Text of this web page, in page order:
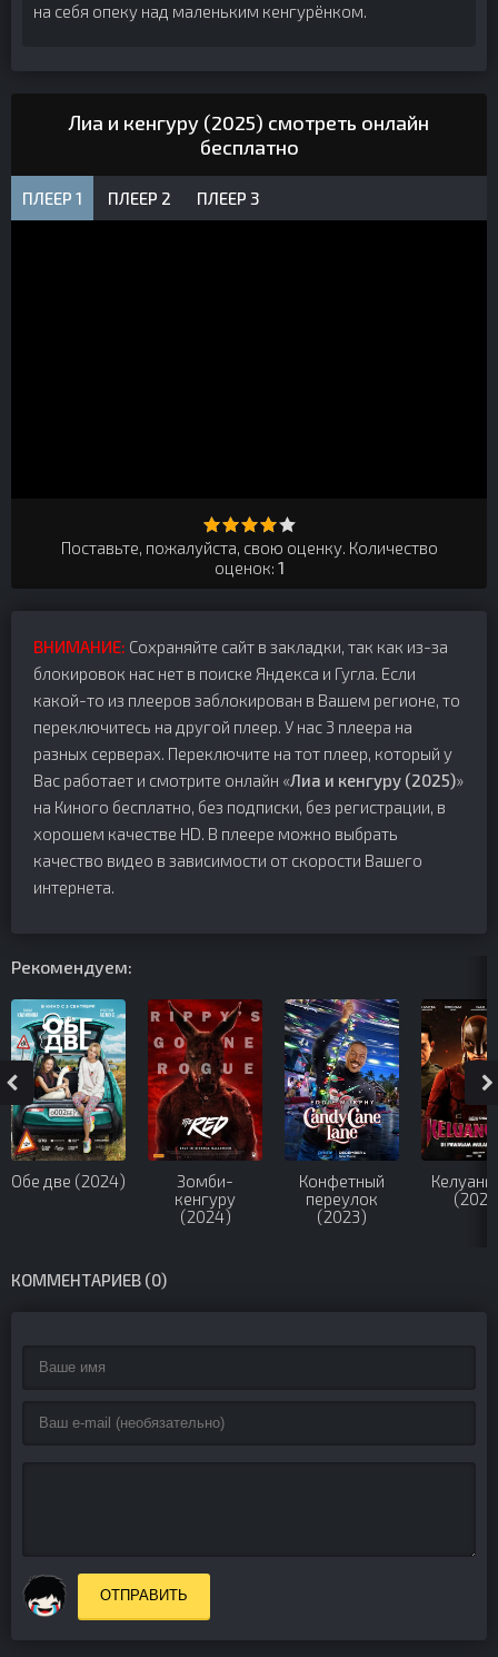
на себя опеку над маленьким кенгурёнком.
Лиа и кенгуру (2025) смотреть онлайн
бесплатно
ПЛЕЕР 1 ПЛЕЕР 2 ПЛЕЕР 3
Поставьте, пожалуйста, свою оценку. Количество
оценок: 1
ВНИМАНИЕ: Сохраняйте сайт в закладки, так как из-за
блокировок нас нет в поиске Яндекса и Гугла. Если
какой-то из плееров заблокирован в Вашем регионе, то
переключитесь на другой плеер. У нас 3 плеера на
разных серверах. Переключите на тот плеер, который у
Вас работает и смотрите онлайн «Лиа и кенгуру (2025)»
на Киного бесплатно, без подписки, без регистрации, в
хорошем качестве HD. В плеере можно выбрать
качество видео в зависимости от скорости Вашего
интернета.
Рекомендуем:
Обе две (2024)
Зомби-
кенгуру
(2024)
Конфетный
переулок
(2023)
КОММЕНТАРИЕВ (0)
ОТПРАВИТЬ